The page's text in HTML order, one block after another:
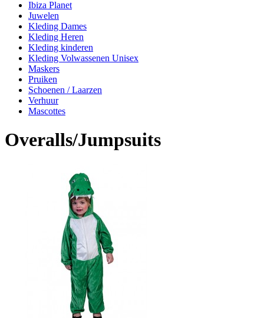
Ibiza Planet
Juwelen
Kleding Dames
Kleding Heren
Kleding kinderen
Kleding Volwassenen Unisex
Maskers
Pruiken
Schoenen / Laarzen
Verhuur
Mascottes
Overalls/Jumpsuits